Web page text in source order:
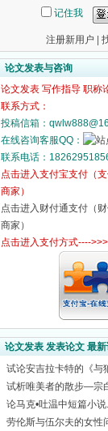
记住我
注册新用户
论文发表与咨询
论文发表 写作指导 职称
联系方式：
投稿信箱：
在线咨询客服QQ：
联系电话：
点击进入支付宝支付（
商家）
点击进入财付通支付（
商家）
点击进入支付方式----
论文发表 发表论文 最
试论安吉拉卡特的《与
试析唯美者的散步—宗
论马克•吐温中短篇小说
劳伦斯与伍尔夫的女性